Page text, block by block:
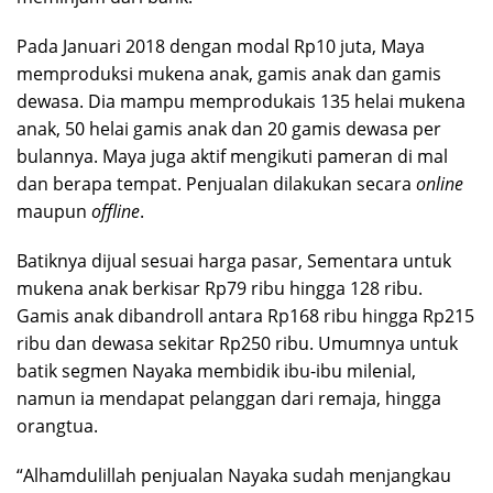
Pada Januari 2018 dengan modal Rp10 juta, Maya
memproduksi mukena anak, gamis anak dan gamis
dewasa. Dia mampu memprodukais 135 helai mukena
anak, 50 helai gamis anak dan 20 gamis dewasa per
bulannya. Maya juga aktif mengikuti pameran di mal
dan berapa tempat. Penjualan dilakukan secara online
maupun offline.
Batiknya dijual sesuai harga pasar, Sementara untuk
mukena anak berkisar Rp79 ribu hingga 128 ribu.
Gamis anak dibandroll antara Rp168 ribu hingga Rp215
ribu dan dewasa sekitar Rp250 ribu. Umumnya untuk
batik segmen Nayaka membidik ibu-ibu milenial,
namun ia mendapat pelanggan dari remaja, hingga
orangtua.
“Alhamdulillah penjualan Nayaka sudah menjangkau